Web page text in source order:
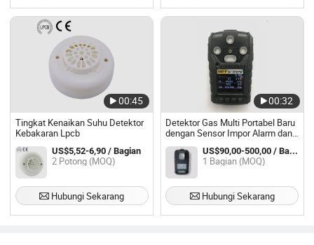
00:45
Tingkat Kenaikan Suhu Detektor
Kebakaran Lpcb
US$5,52-6,90 / Bagian
2 Potong (MOQ)
Hubungi Sekarang
00:32
Detektor Gas Multi Portabel Baru
dengan Sensor Impor Alarm dan
Tampilan
US$90,00-500,00 / Bagian
1 Bagian (MOQ)
Hubungi Sekarang